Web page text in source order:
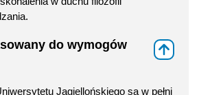
do wymogów
Jagiellońskiego są w pełni